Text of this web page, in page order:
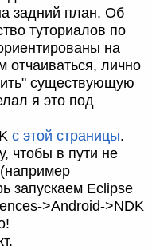
задний план. Об
туториалов по
на
отчаиваться, лично
существующую
я это под
с этой страницы.
чтобы в пути не
запускаем Eclipse
>Android->NDK